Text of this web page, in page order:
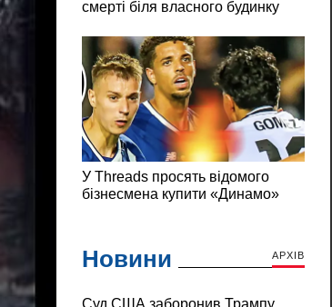
Новини АРХІВ